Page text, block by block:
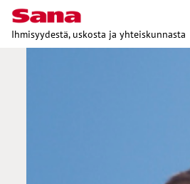
Ihmisyydestä, uskosta ja yhteiskunnasta